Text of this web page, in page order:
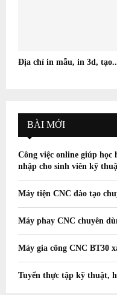
Địa chỉ in mẫu, in 3d,
BÀI MỚI
Công việc online giúp học
nhập cho sinh viên kỹ
Máy tiện CNC đào tạo
Máy phay CNC chuyên
Máy gia công CNC BT30
Tuyển thực tập kỹ thuật,